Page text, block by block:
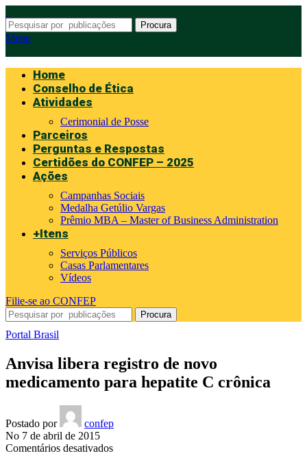
Procura
Menu
Home
Conselho de Ética
Atividades
Cerimonial de Posse
Parceiros
Perguntas e Respostas
Certidões do CONFEP – 2025
Ações
Campanhas Sociais
Medalha Getúlio Vargas
Prêmio MBA – Master of Business Administration
+Itens
Serviços Públicos
Casas Parlamentares
Vídeos
Filie-se ao CONFEP
Procura
Portal Brasil
Anvisa libera registro de novo
medicamento para hepatite C crônica
Postado por
confep
No 7 de abril de 2015
Comentários desativadosem